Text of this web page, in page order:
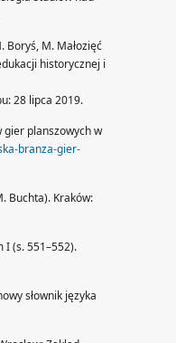
Boryś, M. Małozięć
historycznej i
28 lipca 2019.
gier planszowych w
branza-gier-
Buchta). Kraków:
I (s. 551–552).
słownik języka